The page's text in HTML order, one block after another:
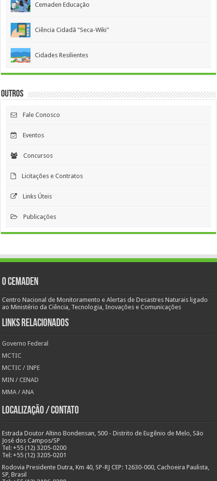
Cemaden Educação
Ciência Cidadã "Seca-Wiki"
Cidades Resilientes
Outros
Fale Conosco
Eventos
Concursos
Licitações e Contratos
Links Úteis
Publicações
O Cemaden
Centro Nacional de Monitoramento e Alertas de Desastres Naturais ligado
ao Ministério da Ciência, Tecnologia, Inovações e Comunicações
Links Relacionados
Governo Federal
MCTIC
MCTIC / INPE
MIN / CENAD
MMA / ANA
Localização / Contato
Estrada Doutor Altino Bondensan, 500 - Distrito de Eugênio de Melo, São
José dos Campos/SP
Tel: +55 (12) 3205-0200
Tel: +55 (12) 3205-0201
Rodovia Presidente Dutra, Km 40, SP-RJ CEP: 12630-000, Cachoeira Paulista,
SP, Brasil